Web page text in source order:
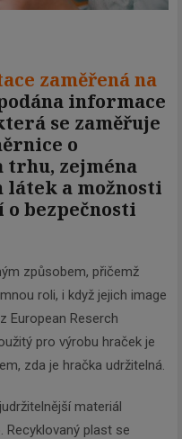
zaměřená na
informace
se zaměřuje
o
trhu, zejména
a možnosti
bezpečnosti
způsobem, přičemž
roli, i když jejich image
European Reserch
pro výrobu hraček je
zda je hračka udržitelná.
materiál
Recyklovaný plast se